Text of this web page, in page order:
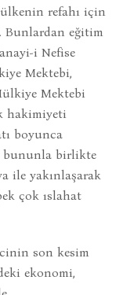
refahı için
Bunlardan eğitim
i Nefise
Mektebi,
Mektebi
hakimiyeti
boyunca
bununla birlikte
ile yakınlaşarak
çok ıslahat
son kesim
ekonomi,